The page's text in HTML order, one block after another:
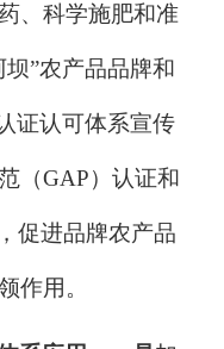
、科学施肥和准
坝”农产品品牌和
证认可体系宣传
（GAP）认证和
促进品牌农产品
作用。